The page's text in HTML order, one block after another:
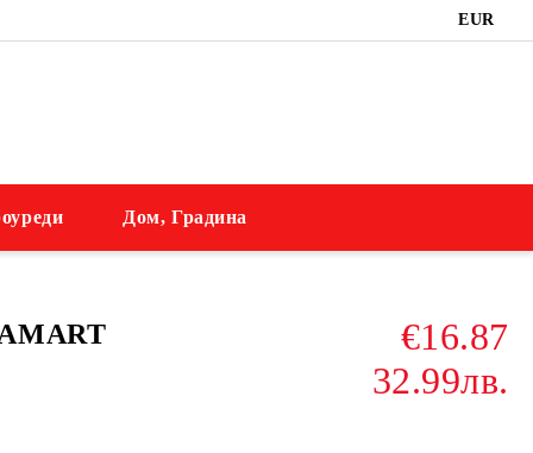
EUR
Дом, Градина
€16.87
32.99лв.